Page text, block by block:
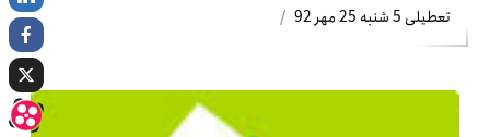
تعطیلی 5 شنبه 25 مهر 92